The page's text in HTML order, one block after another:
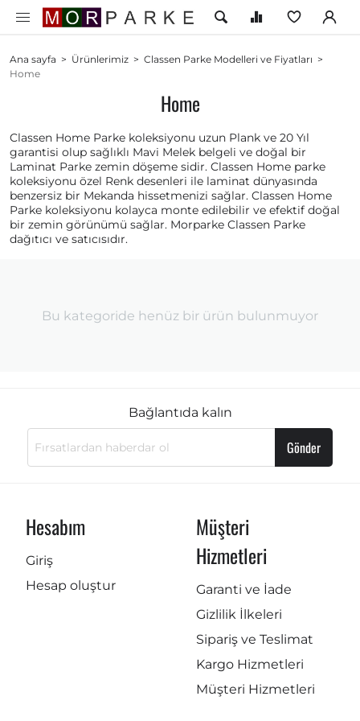
Ana sayfa > Ürünlerimiz > Classen Parke Modelleri ve Fiyatları >
Home
Home
Classen Home Parke koleksiyonu uzun Plank ve 20 Yıl
garantisi olup sağlıklı Mavi Melek belgeli ve doğal bir
Laminat Parke zemin döşeme sidir. Classen Home parke
koleksiyonu özel Renk desenleri ile laminat dünyasında
benzersiz bir Mekanda hissetmenizi sağlar. Classen Home
Parke koleksiyonu kolayca monte edilebilir ve efektif doğal
bir zemin görünümü sağlar. Morparke Classen Parke
dağıtıcı ve satıcısıdır.
Bu kategoride henüz bir ürün bulunmuyor
Bağlantıda kalın
Gönder
Hesabım
Giriş
Hesap oluştur
Müşteri
Hizmetleri
Garanti ve İade
Gizlilik İlkeleri
Sipariş ve Teslimat
Kargo Hizmetleri
Müşteri Hizmetleri